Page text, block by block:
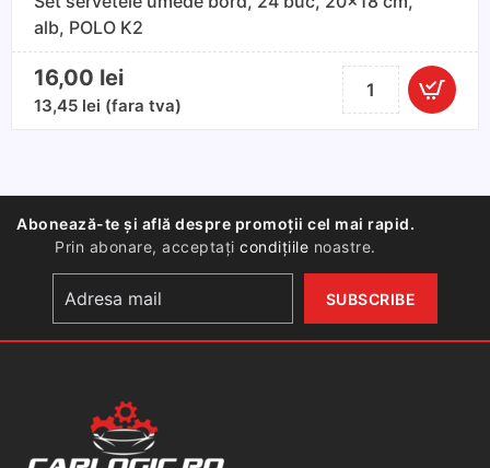
2
60x60
cm,
400
si
Detailing
alb, POLO K2
16,00 lei
13,45 lei (fara tva)
Cantitate
Set
buc,
cm,
POLO
Abonează-te și află despre promoții cel mai rapid.
Prin abonare, acceptațicondițiile noastre.